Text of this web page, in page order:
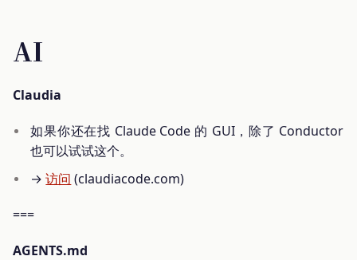
AI
Claudia
如果你还在找 Claude Code 的 GUI，除了 Conductor
也可以试试这个。
→访问 (claudiacode.com)
===
AGENTS.md